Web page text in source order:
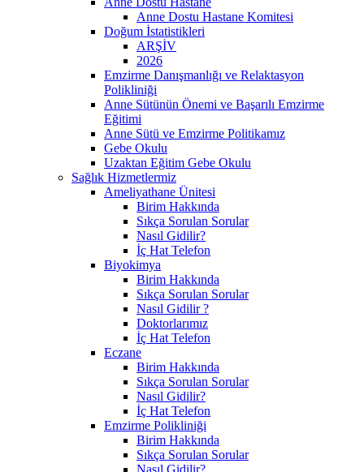
Anne Dostu Hastane Komitesi
Doğum İstatistikleri
ARŞİV
2026
Emzirme Danışmanlığı ve Relaktasyon
Polikliniği
Anne Sütünün Önemi ve Başarılı Emzirme
Eğitimi
Anne Sütü ve Emzirme Politikamız
Gebe Okulu
Uzaktan Eğitim Gebe Okulu
Sağlık Hizmetlermiz
Ameliyathane Ünitesi
Birim Hakkında
Sıkça Sorulan Sorular
Nasıl Gidilir?
İç Hat Telefon
Biyokimya
Birim Hakkında
Sıkça Sorulan Sorular
Nasıl Gidilir ?
Doktorlarımız
İç Hat Telefon
Eczane
Birim Hakkında
Sıkça Sorulan Sorular
Nasıl Gidilir?
İç Hat Telefon
Emzirme Polikliniği
Birim Hakkında
Sıkça Sorulan Sorular
Nasıl Gidilir?